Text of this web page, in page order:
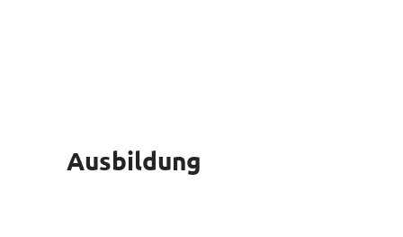
Ausbildung